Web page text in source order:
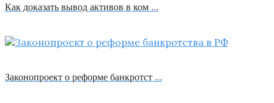
Как доказать вывод активов в ком …
Законопроект о реформе банкротст …